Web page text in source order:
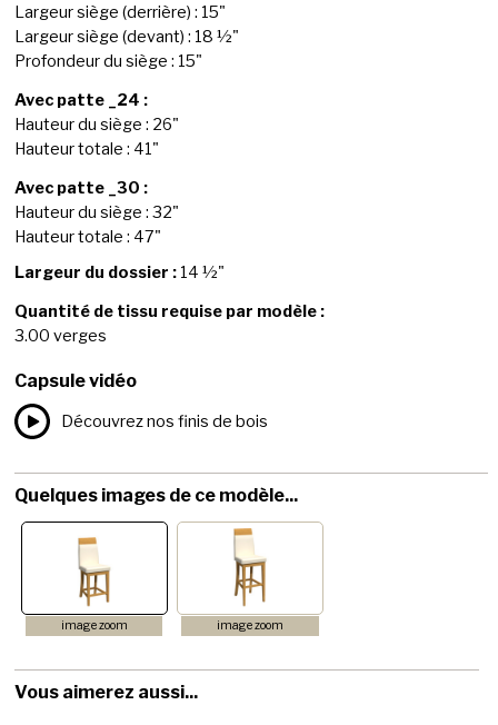
Largeur siège (derrière) : 15"
Largeur siège (devant) : 18 ½"
Profondeur du siège : 15"
Avec patte _24 :
Hauteur du siège : 26"
Hauteur totale : 41"
Avec patte _30 :
Hauteur du siège : 32"
Hauteur totale : 47"
Largeur du dossier : 14 ½"
Quantité de tissu requise par modèle :
3.00 verges
Capsule vidéo
Découvrez nos finis de bois
Quelques images de ce modèle...
image zoom image zoom
Vous aimerez aussi...